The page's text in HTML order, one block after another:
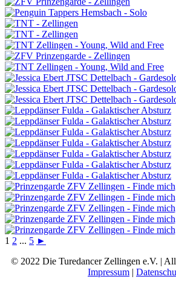
1 2 ... 5 ►
© 2022 Die Turedancer Zellingen e.V. |
Impressum |